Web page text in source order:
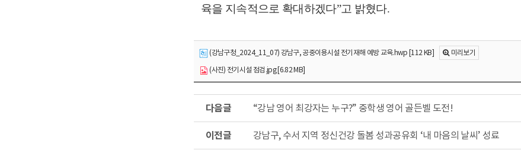
육을 지속적으로 확대하겠다”고 밝혔다.
(강남구청_2024_11_07) 강남구, 공중이용시설 전기재해 예방 교육.hwp [112 KB]
미리보기
(사진) 전기시설 점검.jpg [6.82 MB]
글
“강남 영어 최강자는 누구?” 중학생 영어 골든벨 도전!
글
강남구, 수서 지역 정신건강 돌봄 성과공유회 ‘내 마음의 날씨’ 성료